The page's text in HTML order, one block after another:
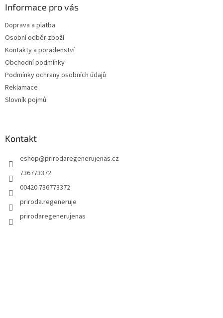
Informace pro vás
Doprava a platba
Osobní odběr zboží
Kontakty a poradenství
Obchodní podmínky
Podmínky ochrany osobních údajů
Reklamace
Slovník pojmů
Kontakt
eshop@prirodaregenerujenas.cz
736773372
00420 736773372
priroda.regeneruje
prirodaregenerujenas